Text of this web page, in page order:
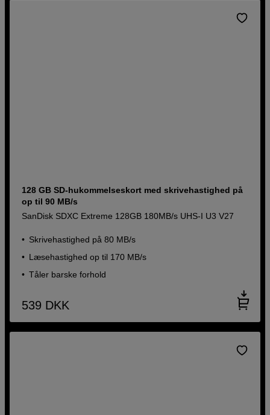
128 GB SD-hukommelseskort med skrivehastighed på
op til 90 MB/s
SanDisk SDXC Extreme 128GB 180MB/s UHS-I U3 V27
Skrivehastighed på 80 MB/s
Læsehastighed op til 170 MB/s
Tåler barske forhold
539 DKK